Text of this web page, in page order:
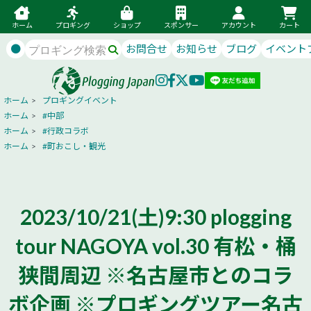
ホーム プロギング ショップ スポンサー アカウント カート
● お問合せ お知らせ ブログ イベント
ホーム >
プロギングイベント
ホーム >
#中部
ホーム >
#行政コラボ
ホーム > #町おこし・観光
2023/10/21(土)9:30 plogging
tour NAGOYA vol.30 有松・桶
狭間周辺 ※名古屋市とのコラ
ボ企画 ※プロギングツアー名古